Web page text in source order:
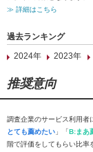
≫ 詳細はこちら
過去ランキング
2024年
2023年
推奨意向
調査企業のサービス利用者
とても薦めたい 」「B:まあ
階で評価をしてもらい比率